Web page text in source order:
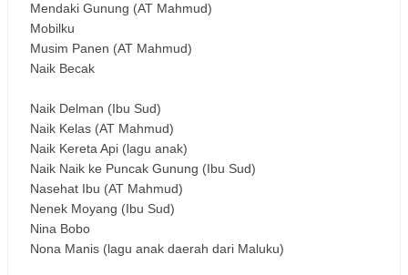
Mendaki Gunung (AT Mahmud)
Mobilku
Musim Panen (AT Mahmud)
Naik Becak
Naik Delman (Ibu Sud)
Naik Kelas (AT Mahmud)
Naik Kereta Api (lagu anak)
Naik Naik ke Puncak Gunung (Ibu Sud)
Nasehat Ibu (AT Mahmud)
Nenek Moyang (Ibu Sud)
Nina Bobo
Nona Manis (lagu anak daerah dari Maluku)